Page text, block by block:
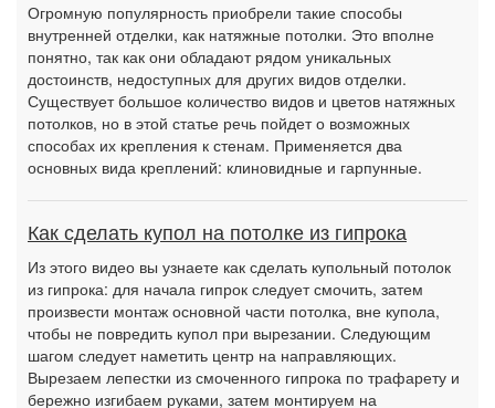
Огромную популярность приобрели такие способы
внутренней отделки, как натяжные потолки. Это вполне
понятно, так как они обладают рядом уникальных
достоинств, недоступных для других видов отделки.
Существует большое количество видов и цветов натяжных
потолков, но в этой статье речь пойдет о возможных
способах их крепления к стенам. Применяется два
основных вида креплений: клиновидные и гарпунные.
Как сделать купол на потолке из гипрока
Из этого видео вы узнаете как сделать купольный потолок
из гипрока: для начала гипрок следует смочить, затем
произвести монтаж основной части потолка, вне купола,
чтобы не повредить купол при вырезании. Следующим
шагом следует наметить центр на направляющих.
Вырезаем лепестки из смоченного гипрока по трафарету и
бережно изгибаем руками, затем монтируем на